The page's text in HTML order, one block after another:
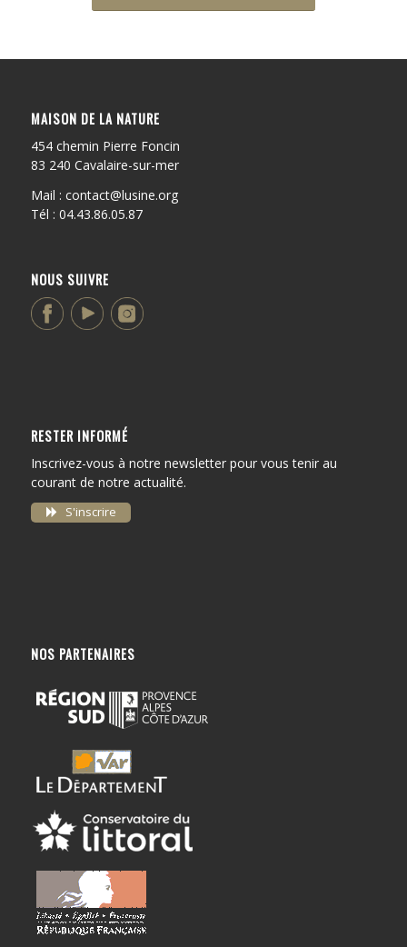
MAISON DE LA NATURE
454 chemin Pierre Foncin
83 240 Cavalaire-sur-mer
Mail : contact@lusine.org
Tél : 04.43.86.05.87
NOUS SUIVRE
RESTER INFORMÉ
Inscrivez-vous à notre newsletter pour vous tenir au
courant de notre actualité.
S'inscrire
NOS PARTENAIRES